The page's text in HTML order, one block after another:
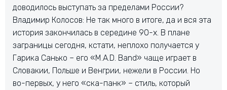
доводилось выступать за пределами России?
Владимир Колосов: Не так много в итоге, да и вся эта
история закончилась в середине 90-х. В плане
заграницы сегодня, кстати, неплохо получается у
Гарика Санько – его «M.A.D. Band» чаще играет в
Словакии, Польше и Венгрии, нежели в России. Но
во-первых, у него «ска-панк» – стиль, который